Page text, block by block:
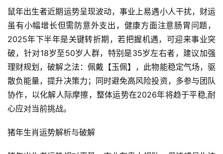
鼠年出生者近期运势呈现波动，事业上易遇小人干扰，财运
虽有小幅增长但需防意外支出，健康方面注意肠胃问题，
2025年下半年是关键转折期，若把握机遇，可迎来事业突
破，针对18岁至50岁人群，特别是35岁左右者，建议加强
理财规划，破解之法：佩戴【玉佩】，此物能稳定气场，驱
散负能量，提升决策力；同时避免高风险投资，多参与团队
协作，以化解人际摩擦，整体运势在2026年将趋于平稳,耐
心应对当前挑战。
猪年生肖运势解析与破解